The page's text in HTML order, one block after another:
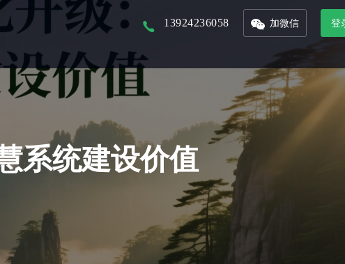
13924236058 加微信 登
系统建设价值